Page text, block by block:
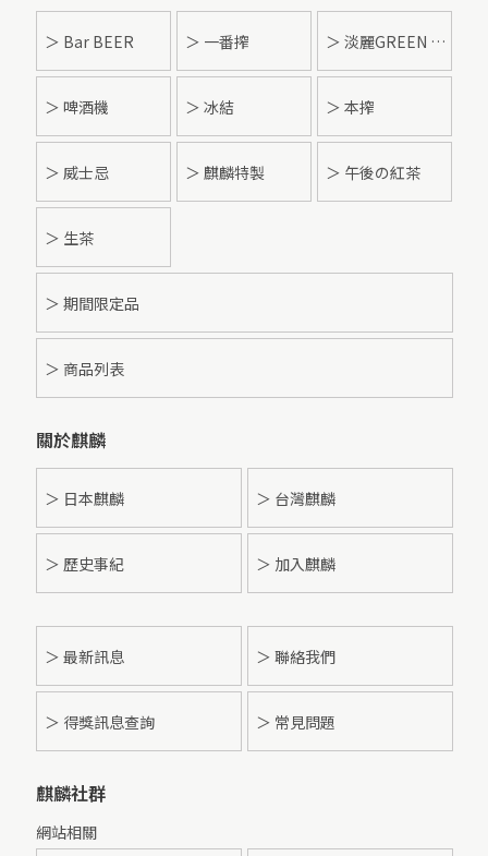
＞ Bar BEER ＞ 一番搾 ＞ 淡麗GREEN LABEL
＞ 啤酒機 ＞ 冰結 ＞ 本搾
＞ 威士忌 ＞ 麒麟特製 ＞ 午後の紅茶
＞ 生茶
＞ 期間限定品
＞ 商品列表
關於麒麟
＞ 日本麒麟 ＞ 台灣麒麟
＞ 歷史事紀 ＞ 加入麒麟
＞ 最新訊息 ＞ 聯絡我們
＞ 得獎訊息查詢 ＞ 常見問題
麒麟社群
網站相關